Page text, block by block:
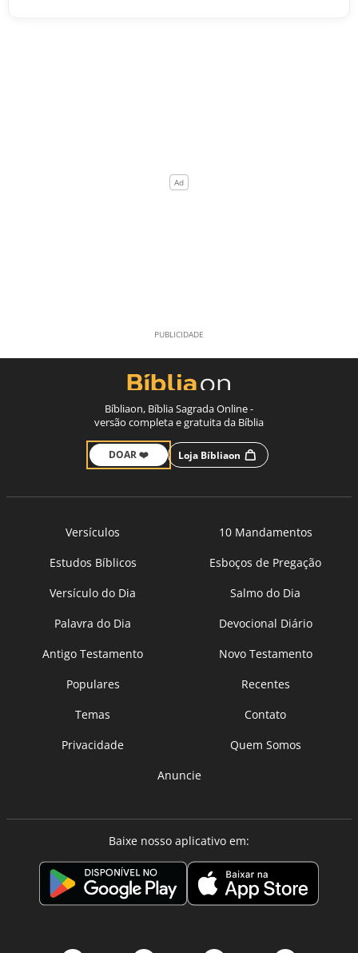
Bíbliaon, Bíblia Sagrada Online -
versão completa e gratuita da Bíblia
DOAR ❤️ Loja Bíbliaon
Versículos
10 Mandamentos
Estudos Bíblicos
Esboços de Pregação
Versículo do Dia
Salmo do Dia
Palavra do Dia
Devocional Diário
Antigo Testamento
Novo Testamento
Populares
Recentes
Temas
Contato
Privacidade
Quem Somos
Anuncie
Baixe nosso aplicativo em: